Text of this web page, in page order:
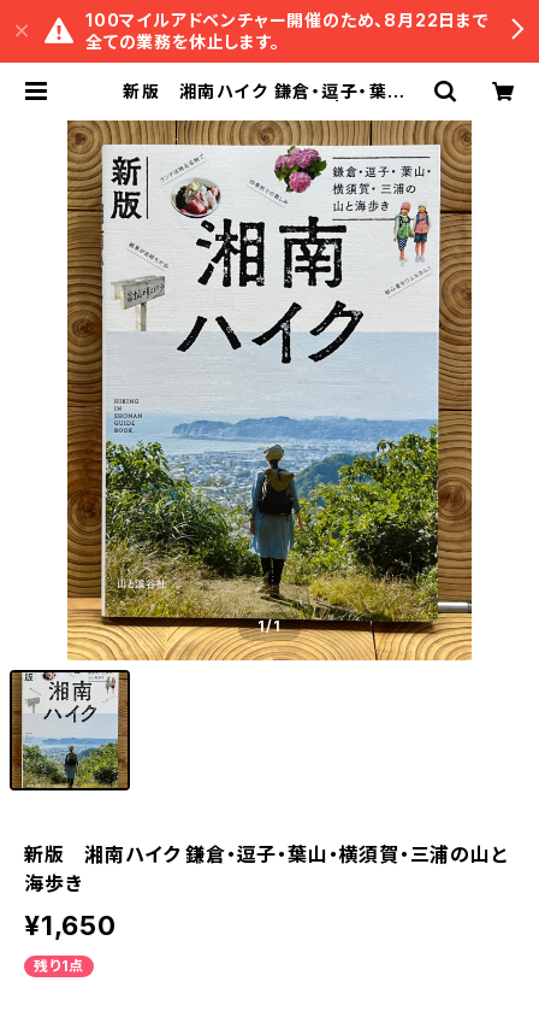
100マイルアドベンチャー開催のため、8月22日まで
全ての業務を休止します。
新版 湘南ハイク 鎌倉・逗子・葉山・
所書店
1/1
新版 湘南ハイク 鎌倉・逗子・葉山・横須賀・三浦の山と
海歩き
¥1,650
残り1点